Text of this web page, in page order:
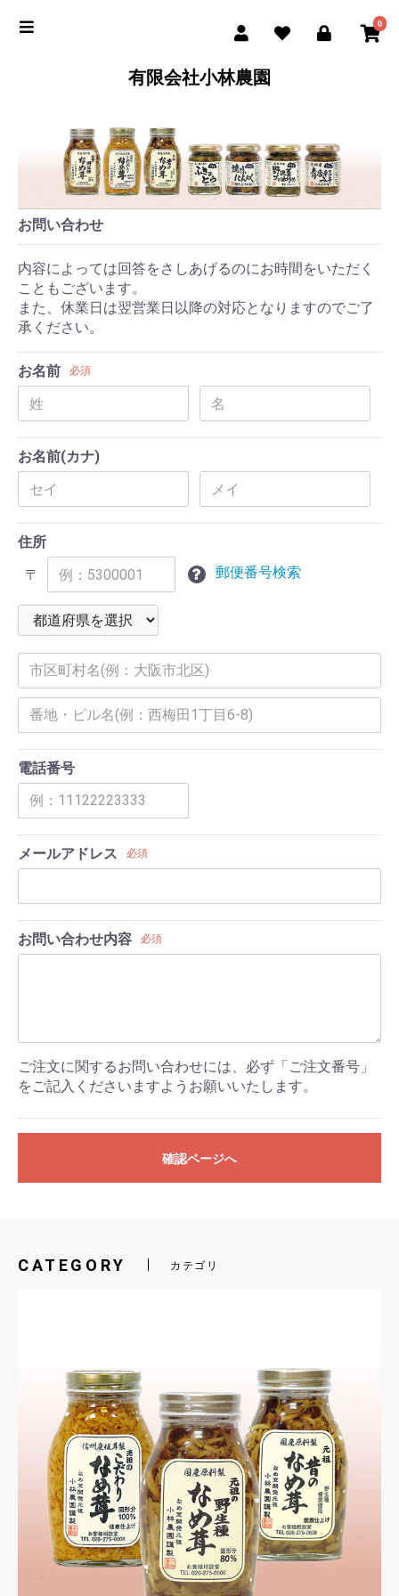
0
有限会社小林農園
お問い合わせ
内容によっては回答をさしあげるのにお時間をいただく
こともございます。
また、休業日は翌営業日以降の対応となりますのでご了
承ください。
お名前 必須
お名前(カナ)
住所
〒
郵便番号検索
電話番号
メールアドレス 必須
お問い合わせ内容 必須
ご注文に関するお問い合わせには、必ず「ご注文番号」
をご記入くださいますようお願いいたします。
確認ページへ
CATEGORY カテゴリ